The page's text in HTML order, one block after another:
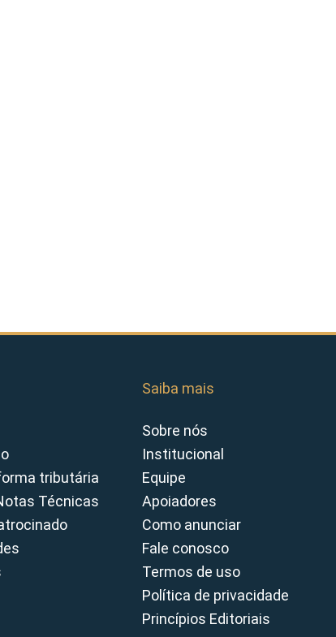
tributária
Técnicas
Saiba mais
Sobre nós
Institucional
Equipe
Apoiadores
Como anunciar
Fale conosco
Termos de uso
Política de privacidade
Princípios Editoriais